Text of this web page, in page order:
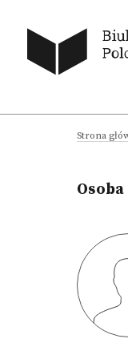
Strona
Osoba